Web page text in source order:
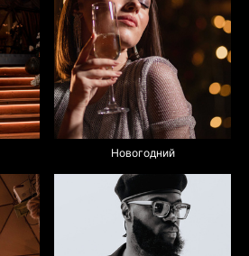
Новогодний